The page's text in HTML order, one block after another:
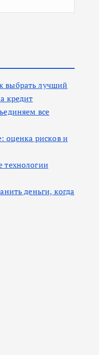
выбрать лучший
кредит
все
оценка рисков и
деньги, когда